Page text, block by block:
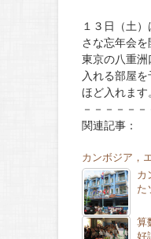
１３日（土
さな忘年会を
東京の八重洲
入れる部屋
ほど入れます
－－－－－－
関連記事：
カンボジア，
カ
た
算